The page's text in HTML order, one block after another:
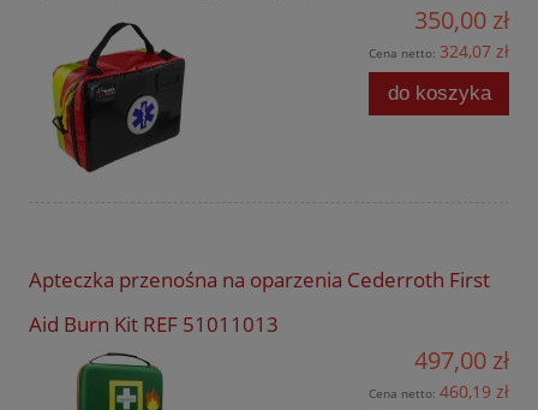
350,00 zł
Cena netto: 324,07 zł
do koszyka
Apteczka przenośna na oparzenia Cederroth First
Aid Burn Kit REF 51011013
497,00 zł
Cena netto: 460,19 zł